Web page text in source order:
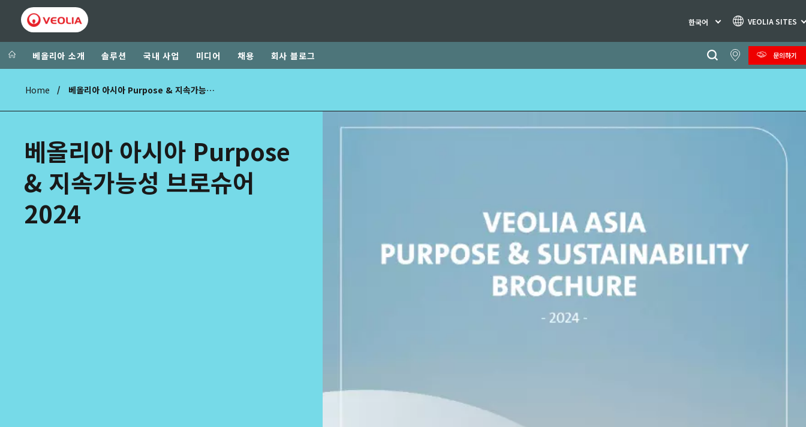
한국어 VEOLIA SITES
Veolia Group
CAMPUS
FOUNDATION
INSTITUTE
ASIA
AUSTRALIA AND NEW ZEALAND
OFIS
SEDE BENELUX
VEOLIA AGRICULTURE
WATER TECHNOLOGIES
베올리아 소개 솔루션 국내 사업 미디어 채용 회사 블로그 문의하기
Home 베올리아 아시아 Purpose & 지속가능성 브로슈어 2024
베올리아 아시아 Purpose
& 지속가능성 브로슈어
2024